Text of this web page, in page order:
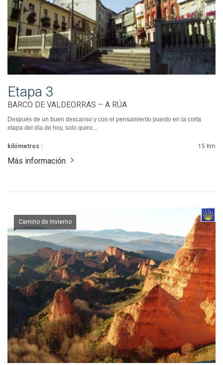
Etapa 3
BARCO DE VALDEORRAS – A RÚA
Después de un buen descanso y con el pensamiento puesto en la corta
etapa del día de hoy, solo quinc...
kilómetros : 15 Km
Más información
Camino de Invierno